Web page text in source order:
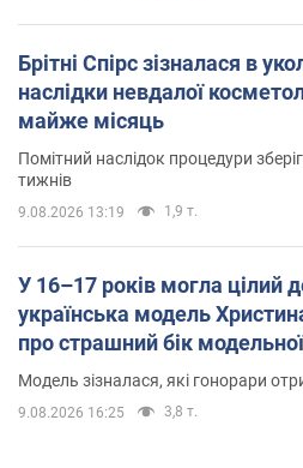
Брітні Спірс зізналася в
наслідки невдалої
майже місяць
Помітний наслідок процедури
тижнів
9.08.2026 13:19 1,9 т.
У 16–17 років могла цілий
українська модель
про страшний бік
Модель зізналася, які гонорари
9.08.2026 16:25 3,8 т.